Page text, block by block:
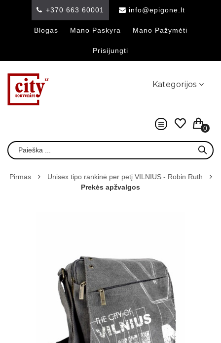
+370 663 60001 info@epigone.lt
Blogas Mano Paskyra Mano Pažymėti
Prisijungti
Kategorijos
0
Pirmas
Unisex tipo rankinė per petį VILNIUS - Robin Ruth
Prekės apžvalgos